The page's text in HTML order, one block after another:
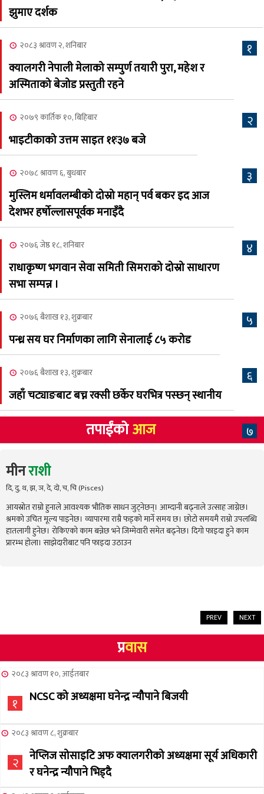
२०८३ श्रावण ६, बुधबार
कामना खबर पत्रिका
७ क्यालगरी नेपाली मेला
२०८३ श्रावण २, शनिबार
८
क्यालगरी नेपाली मेलाको
अस्मिताको बेजोड प्रस्तुती रहने
झुमाए दर्शक
१
२०८३ श्रावण २, शनिबार
क्यालगरी नेपाली मेलाको सम्पुर्ण तयारी पुरा, महेश र
अस्मिताको बेजोड प्रस्तुती रहने
२
२०७९ कार्तिक १०, बिहिबार
भाइटीकाको उत्तम साइत ११ः३७ बजे
३
२०७८ श्रावण ६, बुधबार
मुस्लिम धर्मावलम्बीको दोस्रो महान् पर्व बकर इद आज
देशभर हर्षोल्लासपूर्वक मनाइँदै
४
२०७६ जेष्ठ १८, शनिबार
राधाकृष्ण भगवान सेवा समिती सिमराको दोस्रो साधारण
सभा सम्पन्न ।
५
२०७६ बैशाख १३, शुक्रबार
पन्ध्र सय घर निर्माणका लागि सेनालाई ८५ करोड
६
२०७६ बैशाख १३, शुक्रबार
जहाँ चट्याङबाट बच्न रक्सी छर्केर घरभित्र पस्छन् स्थानीय
७
तपाईंकोआज
मीनराशी
दि, दु, थ, झ, ञ, दे, दो, च, चि (Pisces)
आयस्रोत राम्रो हुनाले आवश्यक भौतिक साधन जुट्नेछन्। आम्दानी बढ्नाले उत्साह जाग्नेछ।
श्रमको उचित मूल्य पाइनेछ। व्यापारमा राम्रै फड्को मार्ने समय छ। छोटो समयमै राम्रो उपलब्धि
हातलागी हुनेछ। रोकिएको काम बन्नेछ भने जिम्मेवारी समेत बढ्नेछ। दिगो फाइदा हुने काम
प्रारम्भ होला। साझेदारीबाट पनि फाइदा उठाउन
PREV NEXT
प्रवास
२०८३ श्रावण १०, आईतबार
१ NCSC को अध्यक्षमा घनेन्द्र न्यौपाने बिजयी
२०८३ श्रावण ८, शुक्रबार
२
नेप्लिज सोसाइटि अफ क्यालगरीको अध्यक्षमा सूर्य अधिकारी
र घनेन्द्र न्यौपाने भिड्दै